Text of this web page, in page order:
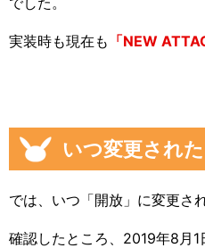
実装時も現在も 「NEW
いつ変更された
では、いつ「開放」に変更さ
確認したところ、2019年8月